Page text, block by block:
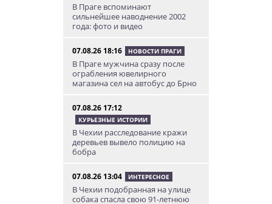
В Праге вспоминают
сильнейшее наводнение 2002
года: фото и видео
07.08.26 18:16 НОВОСТИ ПРАГИ
В Праге мужчина сразу после
ограбления ювелирного
магазина сел на автобус до Брно
07.08.26 17:12
КУРЬЕЗНЫЕ ИСТОРИИ
В Чехии расследование кражи
деревьев вывело полицию на
бобра
07.08.26 13:04 ИНТЕРЕСНОЕ
В Чехии подобранная на улице
собака спасла свою 91-летнюю